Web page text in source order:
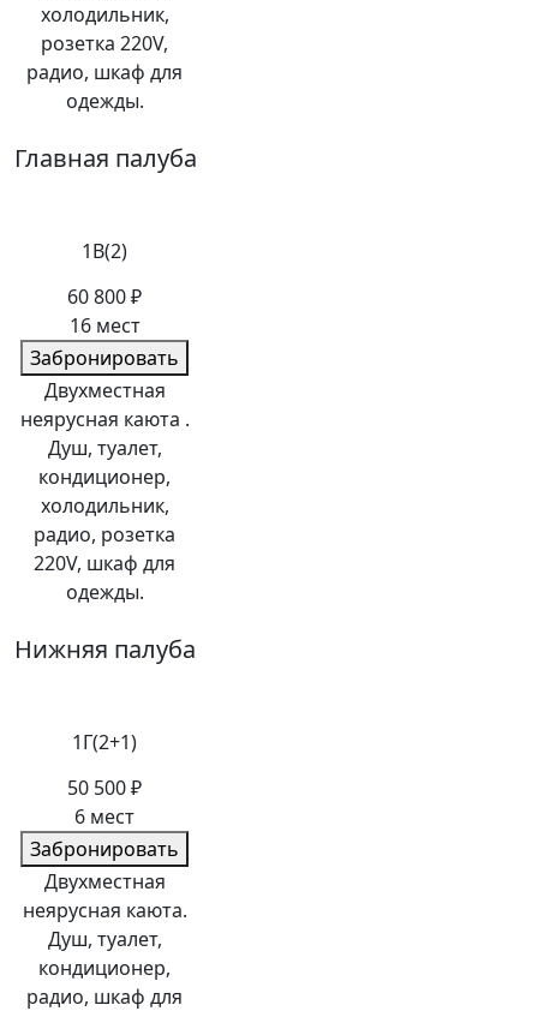
холодильник,
розетка 220V,
радио, шкаф для
одежды.
Главная палуба
1В(2)
60 800 ₽
16 мест
Забронировать
Двухместная
неярусная каюта .
Душ, туалет,
кондиционер,
холодильник,
радио, розетка
220V, шкаф для
одежды.
Нижняя палуба
1Г(2+1)
50 500 ₽
6 мест
Забронировать
Двухместная
неярусная каюта.
Душ, туалет,
кондиционер,
радио, шкаф для